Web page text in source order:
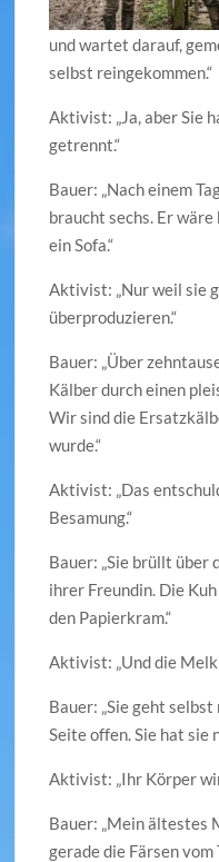
und wartet darauf,
selbst reingekommen.“
Aktivist: „Ja, aber Sie
getrennt.“
Bauer: „Nach einem
braucht sechs. Er
ein Sofa.“
Aktivist: „Nur weil sie
überproduzieren.“
Bauer: „Über
Kälber durch einen
Wir sind die
wurde.“
Aktivist: „Das
Besamung.“
Bauer: „Sie brüllt über
ihrer Freundin. Die
den Papierkram.“
Aktivist: „Und die
Bauer: „Sie geht
Seite offen. Sie hat sie
Aktivist: „Ihr Körper
Bauer: „Mein ältestes
gerade die Färsen vom